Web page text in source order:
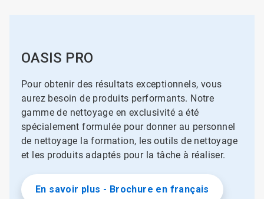
OASIS PRO
Pour obtenir des résultats exceptionnels, vous
aurez besoin de produits performants. Notre
gamme de nettoyage en exclusivité a été
spécialement formulée pour donner au personnel
de nettoyage la formation, les outils de nettoyage
et les produits adaptés pour la tâche à réaliser.
En savoir plus - Brochure en français